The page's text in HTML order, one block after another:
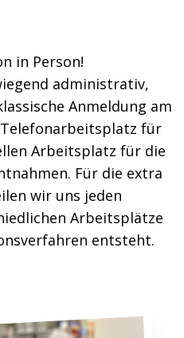
in Person!
administrativ,
Anmeldung am
für
Arbeitsplatz für die
Für die extra
wir uns jeden
Arbeitsplätze
entsteht.